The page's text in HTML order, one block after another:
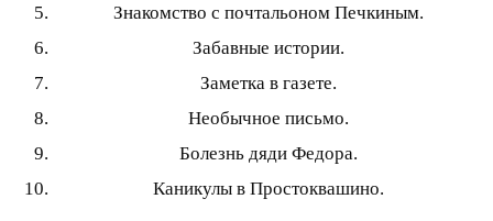
Знакомство с почтальоном Печкиным.
Забавные истории.
Заметка в газете.
Необычное письмо.
Болезнь дяди Федора.
Каникулы в Простоквашино.